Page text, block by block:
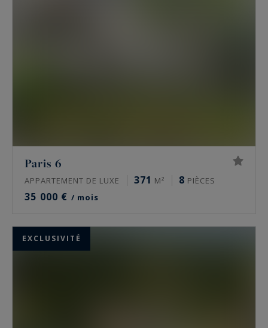
Paris 6
APPARTEMENT DE LUXE 371 M² 8 PIÈCES
35 000 € / mois
EXCLUSIVITÉ